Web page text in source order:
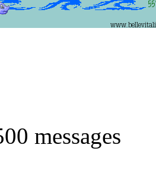
messages